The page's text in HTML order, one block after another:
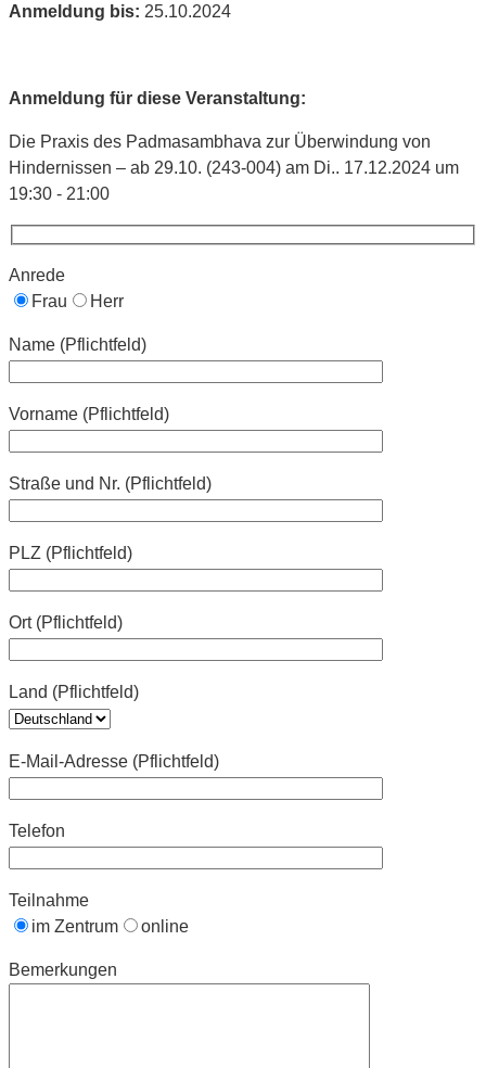
Anmeldung bis: 25.10.2024
Anmeldung für diese Veranstaltung:
Die Praxis des Padmasambhava zur Überwindung von
Hindernissen – ab 29.10. (243-004) am Di.. 17.12.2024 um
19:30 - 21:00
Anrede
Frau
Herr
Name (Pflichtfeld)
Vorname (Pflichtfeld)
Straße und Nr. (Pflichtfeld)
PLZ (Pflichtfeld)
Ort (Pflichtfeld)
Land (Pflichtfeld)
E-Mail-Adresse (Pflichtfeld)
Telefon
Teilnahme
im Zentrum
online
Bemerkungen